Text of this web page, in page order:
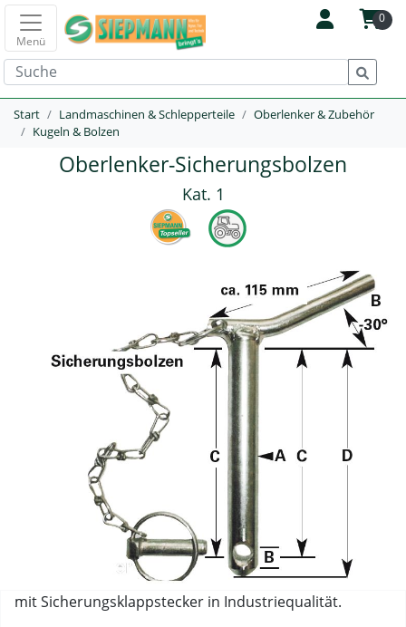
0
Menü
Start Landmaschinen & Schlepperteile
Oberlenker & Zubehör
Kugeln & Bolzen
Oberlenker-Sicherungsbolzen
Kat. 1
mit Sicherungsklappstecker in Industriequalität.